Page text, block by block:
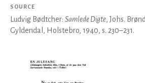
SOURCE
Ludvig Bødtcher: Samlede Digte, Johs.
Gyldendal, Holstebro, 1940, s. 230–231.